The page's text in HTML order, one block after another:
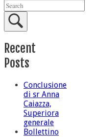
Recent
Posts
Conclusione
di sr Anna
Caiazza,
Superiora
generale
Bollettino